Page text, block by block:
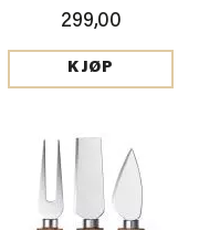
299,00
KJØP